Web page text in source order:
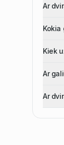
Ar
Kokia
Kiek
Ar
Ar